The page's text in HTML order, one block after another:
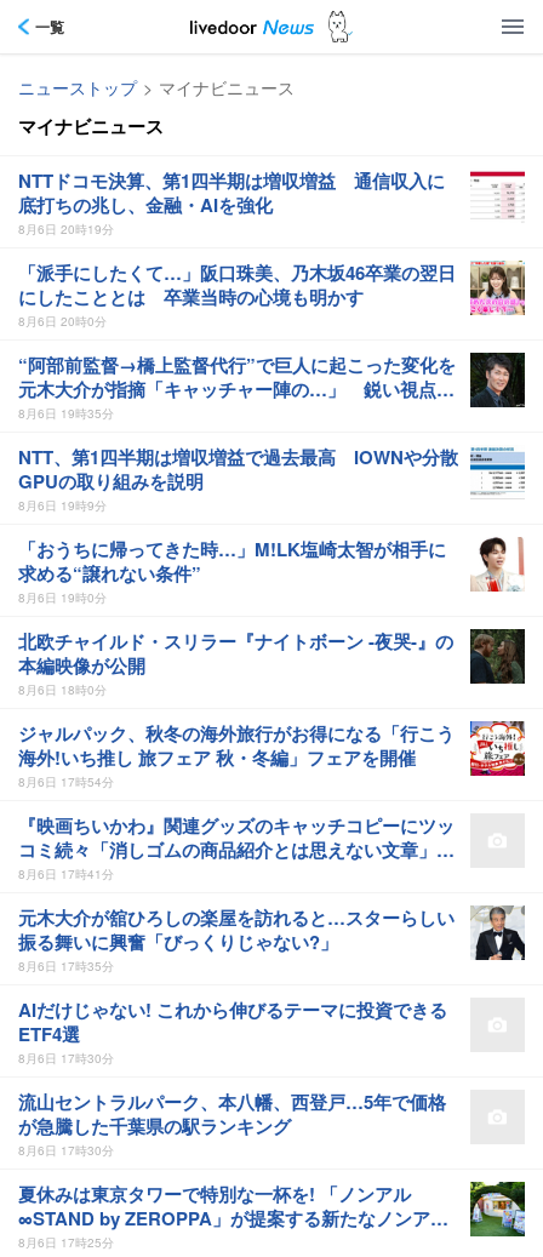
一覧
ニューストップ > マイナビニュース
マイナビニュース
NTTドコモ決算、第1四半期は増収増益 通信収入に
底打ちの兆し、金融・AIを強化
8月6日 20時19分
「派手にしたくて…」阪口珠美、乃木坂46卒業の翌日
にしたこととは 卒業当時の心境も明かす
8月6日 20時0分
“阿部前監督→橋上監督代行”で巨人に起こった変化を
元木大介が指摘「キャッチャー陣の…」 鋭い視点に
槙原寛己も感心「やっぱりクセ者だな」
8月6日 19時35分
NTT、第1四半期は増収増益で過去最高 IOWNや分散
GPUの取り組みを説明
8月6日 19時9分
「おうちに帰ってきた時…」M!LK塩崎太智が相手に
求める“譲れない条件”
8月6日 19時0分
北欧チャイルド・スリラー『ナイトボーン -夜哭-』の
本編映像が公開
8月6日 18時0分
ジャルパック、秋冬の海外旅行がお得になる「行こう
海外!いち推し 旅フェア 秋・冬編」フェアを開催
8月6日 17時54分
『映画ちいかわ』関連グッズのキャッチコピーにツッ
コミ続々「消しゴムの商品紹介とは思えない文章」
「人の心とかないんか」
8月6日 17時41分
元木大介が舘ひろしの楽屋を訪れると…スターらしい
振る舞いに興奮「びっくりじゃない?」
8月6日 17時35分
AIだけじゃない! これから伸びるテーマに投資できる
ETF4選
8月6日 17時30分
流山セントラルパーク、本八幡、西登戸…5年で価格
が急騰した千葉県の駅ランキング
8月6日 17時30分
夏休みは東京タワーで特別な一杯を! 「ノンアル
∞STAND by ZEROPPA」が提案する新たなノンアル
体験
8月6日 17時25分